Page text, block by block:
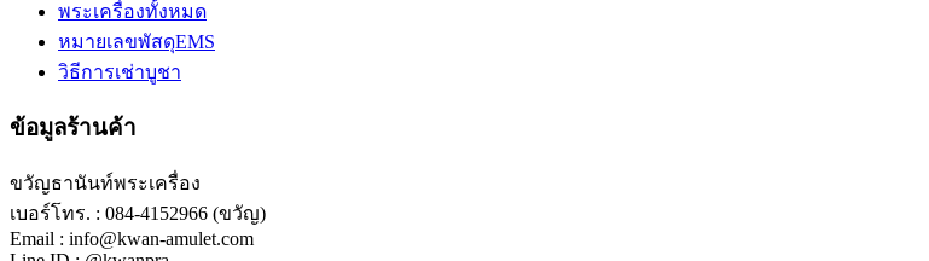
พระเครื่องทั้งหมด
หมายเลขพัสดุEMS
วิธีการเช่าบูชา
ข้อมูลร้านค้า
ขวัญธานันท์พระเครื่อง
เบอร์โทร. : 084-4152966 (ขวัญ)
Email : info@kwan-amulet.com